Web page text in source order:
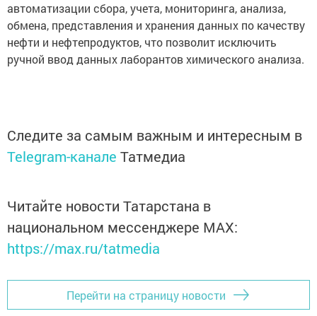
автоматизации сбора, учета, мониторинга, анализа,
обмена, представления и хранения данных по качеству
нефти и нефтепродуктов, что позволит исключить
ручной ввод данных лаборантов химического анализа.
Следите за самым важным и интересным в
Telegram-канале Татмедиа
Читайте новости Татарстана в
национальном мессенджере MАХ:
https://max.ru/tatmedia
Перейти на страницу новости